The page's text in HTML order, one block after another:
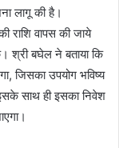
लागू की है।
राशि वापस की जाये
श्री बघेल ने बताया कि
जिसका उपयोग भविष्य
साथ ही इसका निवेश